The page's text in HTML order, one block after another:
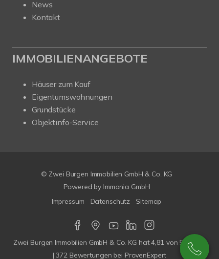
News
Kontakt
IMMOBILIENANGEBOTE
Häuser zum Kauf
Eigentumswohnungen
Grundstücke
Objektinfo-Service
© Zwei Burgen Immobilien GmbH & Co. KG
Powered by Immonia GmbH
Impressum
Datenschutz Sitemap
Zwei Burgen Immobilien GmbH & Co. KG hat4,81 von5Sterne
|372 Bewertungen bei ProvenExpert